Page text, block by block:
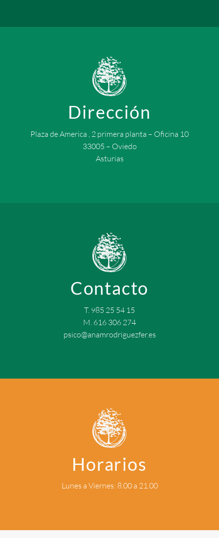
Dirección
Plaza de America , 2 primera planta – Oficina 10
33005 – Oviedo
Asturias
Contacto
T. 985 25 54 15
M. 616 306 274
psico@anamrodriguezfer.es
Horarios
Lunes a Viernes: 8.00 a 21.00